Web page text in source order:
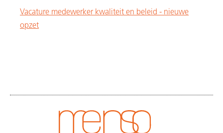
Vacature medewerker kwaliteit en beleid - nieuwe
opzet